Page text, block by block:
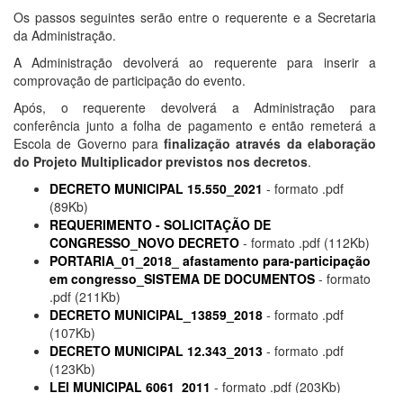
Os passos seguintes serão entre o requerente e a Secretaria
da Administração.
A Administração devolverá ao requerente para inserir a
comprovação de participação do evento.
Após, o requerente devolverá a Administração para
conferência junto a folha de pagamento e então remeterá a
Escola de Governo parafinalização através da elaboração
do Projeto Multiplicador previstos nos decretos.
DECRETO MUNICIPAL 15.550_2021 - formato .pdf
(89Kb)
REQUERIMENTO - SOLICITAÇÃO DE
CONGRESSO_NOVO DECRETO - formato .pdf (112Kb)
PORTARIA_01_2018_ afastamento para-participação
em congresso_SISTEMA DE DOCUMENTOS - formato
.pdf (211Kb)
DECRETO MUNICIPAL_13859_2018 - formato .pdf
(107Kb)
DECRETO MUNICIPAL 12.343_2013 - formato .pdf
(123Kb)
LEI MUNICIPAL 6061_2011 - formato .pdf (203Kb)